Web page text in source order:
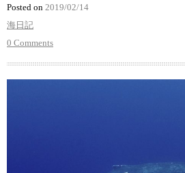
Posted on 2019/02/14
海日記
0 Comments